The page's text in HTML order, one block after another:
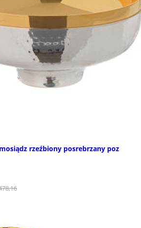
rzeźbiony posrebrzany poz